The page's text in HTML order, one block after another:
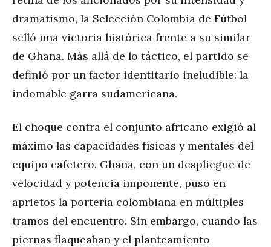
dramatismo, la Selección Colombia de Fútbol
selló una victoria histórica frente a su similar
de Ghana. Más allá de lo táctico, el partido se
definió por un factor identitario ineludible: la
indomable garra sudamericana.
El choque contra el conjunto africano exigió al
máximo las capacidades físicas y mentales del
equipo cafetero. Ghana, con un despliegue de
velocidad y potencia imponente, puso en
aprietos la portería colombiana en múltiples
tramos del encuentro. Sin embargo, cuando las
piernas flaqueaban y el planteamiento